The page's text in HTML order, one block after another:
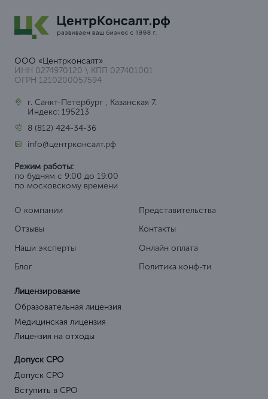
ООО «Центрконсалт»
ИНН 0274970120 \ КПП 027401001
ОГРН 1210200057594
г. Санкт-Петербург , Казанская 7.
Индекс: 195213
8 (812) 424-34-36
info@центрконсалт.рф
Режим работы:
по будням с 9:00 до 19:00
по московскому времени
О компании
Отзывы
Наши эксперты
Блог
Представительства
Контакты
Онлайн оплата
Политика конф-ти
Лицензирование
Образовательная лицензия
Медицинская лицензия
Лицензия на отходы
Допуск СРО
Допуск СРО
Вступить в СРО